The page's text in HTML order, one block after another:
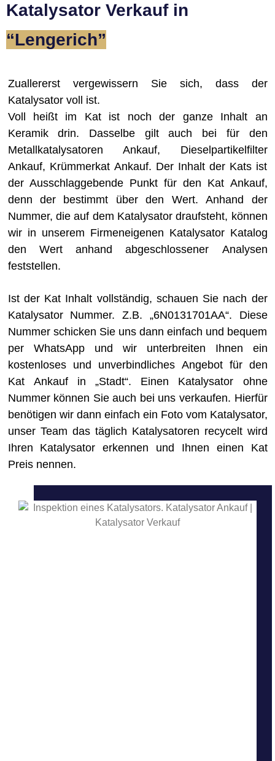
Katalysator Verkauf in
“Lengerich ”
Zuallererst vergewissern Sie sich, dass der
Katalysator voll ist.
Voll heißt im Kat ist noch der ganze Inhalt an
Keramik drin. Dasselbe gilt auch bei für den
Metallkatalysatoren Ankauf, Dieselpartikelfilter
Ankauf, Krümmerkat Ankauf. Der Inhalt der Kats ist
der Ausschlaggebende Punkt für den Kat Ankauf,
denn der bestimmt über den Wert. Anhand der
Nummer, die auf dem Katalysator draufsteht, können
wir in unserem Firmeneigenen Katalysator Katalog
den Wert anhand abgeschlossener Analysen
feststellen.
Ist der Kat Inhalt vollständig, schauen Sie nach der
Katalysator Nummer. Z.B. „6N0131701AA“. Diese
Nummer schicken Sie uns dann einfach und bequem
per WhatsApp und wir unterbreiten Ihnen ein
kostenloses und unverbindliches Angebot für den
Kat Ankauf in „Stadt“. Einen Katalysator ohne
Nummer können Sie auch bei uns verkaufen. Hierfür
benötigen wir dann einfach ein Foto vom Katalysator,
unser Team das täglich Katalysatoren recycelt wird
Ihren Katalysator erkennen und Ihnen einen Kat
Preis nennen.